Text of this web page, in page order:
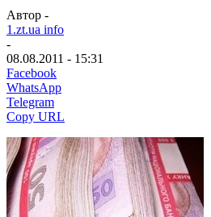
Автор -
1.zt.ua info
-
08.08.2011 - 15:31
Facebook
WhatsApp
Telegram
Copy URL